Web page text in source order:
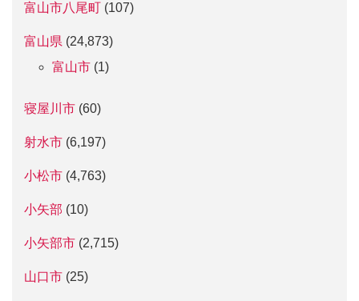
富山市八尾町 (107)
富山県 (24,873)
富山市 (1)
寝屋川市 (60)
射水市 (6,197)
小松市 (4,763)
小矢部 (10)
小矢部市 (2,715)
山口市 (25)